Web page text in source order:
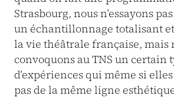
Strasbourg, nous n’essayons
un échantillonnage totalisant
la vie théâtrale française, mais
convoquons au TNS un certain
d’expériences qui même si
pas de la même ligne